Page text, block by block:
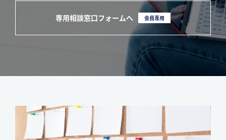
専用相談窓口フォームへ 会員専用